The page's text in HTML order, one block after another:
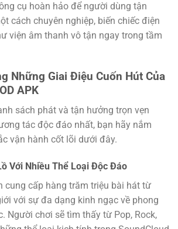
cụ hoàn hảo để người dùng tận
cách chuyên nghiệp, biến chiếc điện
viện âm thanh vô tận ngay trong tầm
Những Giai Điệu Cuốn Hút Của
APK
sách phát và tận hưởng trọn vẹn
tác độc đáo nhất, bạn hãy nắm
vận hành cốt lõi dưới đây.
Với Nhiều Thể Loại Độc Đáo
cung cấp hàng trăm triệu bài hát từ
với sự đa dạng kinh ngạc về phong
Người chơi sẽ tìm thấy từ Pop, Rock,